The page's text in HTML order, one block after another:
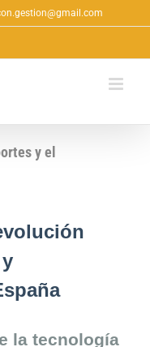
y el
la tecnología